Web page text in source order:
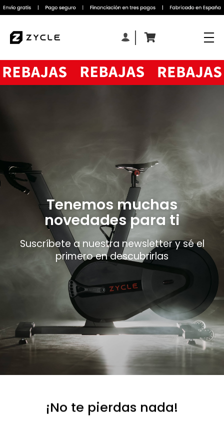
Tenemos muchas
novedades para ti
Suscríbete a nuestra newsletter y sé el
primero en descubrirlas
¡No te pierdas nada!